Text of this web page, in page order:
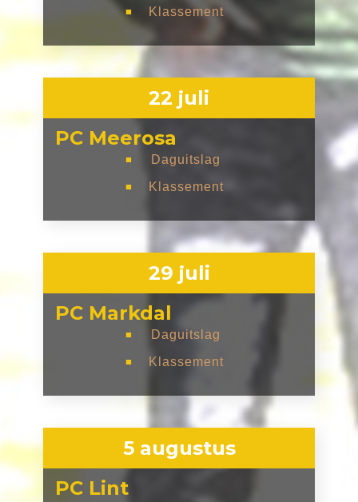
■ Klassement
22 juli
PC Meerosa
■ Daguitslag
■ Klassement
29 juli
PC Markdal
■ Daguitslag
■ Klassement
5 augustus
PC Lint